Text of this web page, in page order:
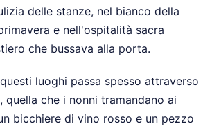
delle stanze, nel bianco della
e nell'ospitalità sacra
che bussava alla porta.
luoghi passa spesso attraverso
quella che i nonni tramandano ai
bicchiere di vino rosso e un pezzo